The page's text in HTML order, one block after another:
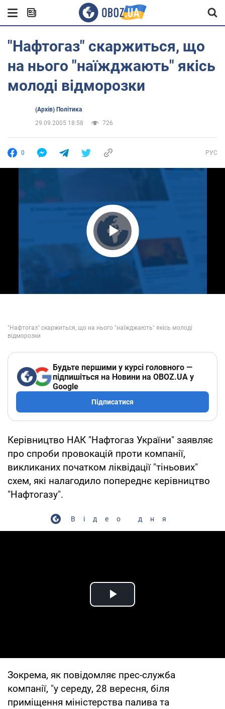
"Нафтогаз" скаржиться, що
на нього "наїжджають" якісь
молоді відморозки
(Архів) Політика
29.09.2005 18:58
726
0 РУС
Play Video
Будьте першими у курсі головного —
підпишіться на Новини на OBOZ.UA у
Google
Підписатися
Керівництво НАК "Нафтогаз України" заявляє
про спроби провокацій проти компанії,
викликаних початком ліквідації "тіньових"
схем, які налагодило попереднє керівництво
"Нафтогазу".
Відео дня
Play Video
Зокрема, як повідомляє прес-служба
компанії, "у середу, 28 вересня, біля
приміщення міністерства палива та